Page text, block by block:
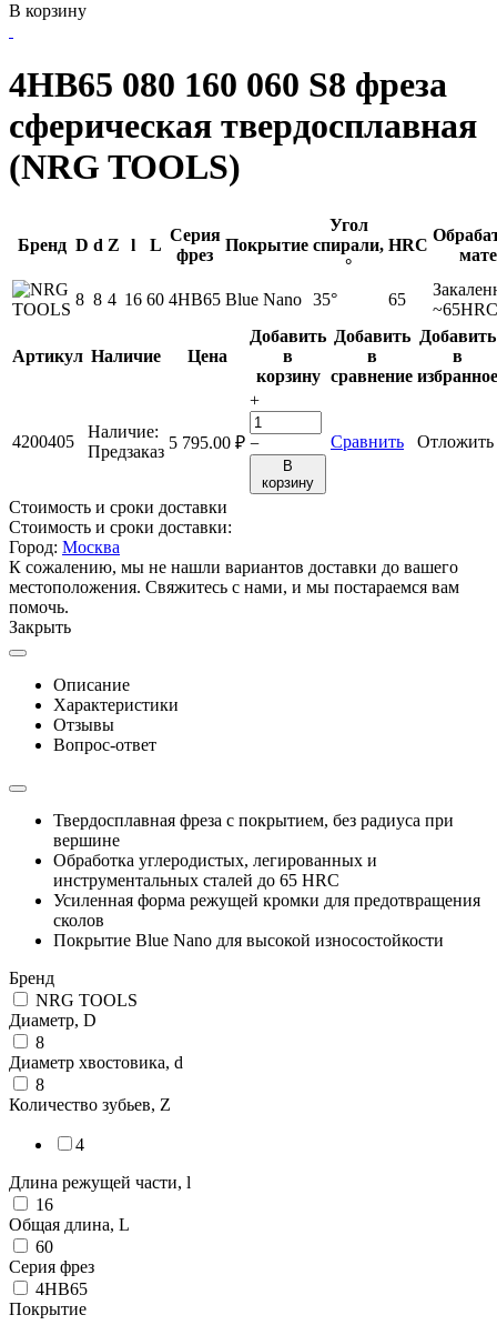
В корзину
4HB65 080 160 060 S8 фреза
сферическая твердосплавная
(NRG TOOLS)
Бренд D d Z l L
Серия
фрез
Покрытие
Угол
спирали,
°
HRC
8 8 4 16 60 4HB65 Blue Nano 35° 65
~65HRC
Артикул Наличие Цена
Добавить
в
корзину
Добавить
в
сравнение
Добавить
в
избранное
4200405
Наличие:
Предзаказ 5 795.00 ₽
+
−
В
корзину
Сравнить Отложить
Стоимость и сроки доставки
Стоимость и сроки доставки:
Город: Москва
К сожалению, мы не нашли вариантов доставки до вашего
местоположения. Свяжитесь с нами, и мы постараемся вам
помочь.
Закрыть
Описание
Характеристики
Отзывы
Вопрос-ответ
Твердосплавная фреза с покрытием, без радиуса при
вершине
Обработка углеродистых, легированных и
инструментальных сталей до 65 HRC
Усиленная форма режущей кромки для предотвращения
сколов
Покрытие Blue Nano для высокой износостойкости
Бренд
NRG TOOLS
Диаметр, D
8
Диаметр хвостовика, d
8
Количество зубьев, Z
4
Длина режущей части, l
16
Общая длина, L
60
Серия фрез
4HB65
Покрытие